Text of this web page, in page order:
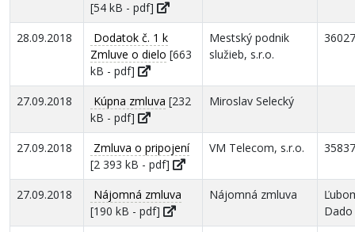
[54 kB - pdf]
28.09.2018
Dodatok č. 1 k
Zmluve o dielo [663
kB - pdf]
Mestský podnik
služieb, s.r.o.
27.09.2018 Kúpna zmluva [232
kB - pdf]
Miroslav Selecký
27.09.2018
Zmluva o pripojení
[2 393 kB - pdf]
VM Telecom, s.r.o.
27.09.2018
Nájomná zmluva
[190 kB - pdf]
Nájomná zmluva
Dado